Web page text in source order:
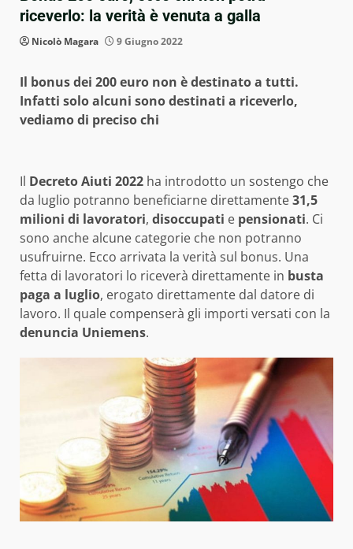
riceverlo: la verità è venuta a galla
Nicolò Magara 9 Giugno 2022
Il bonus dei 200 euro non è destinato a tutti.
Infatti solo alcuni sono destinati a riceverlo,
vediamo di preciso chi
Il Decreto Aiuti 2022 ha introdotto un sostengo che
da luglio potranno beneficiarne direttamente31,5
milioni di lavoratori, disoccupati e pensionati. Ci
sono anche alcune categorie che non potranno
usufruirne. Ecco arrivata la verità sul bonus. Una
fetta di lavoratori lo riceverà direttamente in busta
paga a luglio, erogato direttamente dal datore di
lavoro. Il quale compenserà gli importi versati con la
denuncia Uniemens.